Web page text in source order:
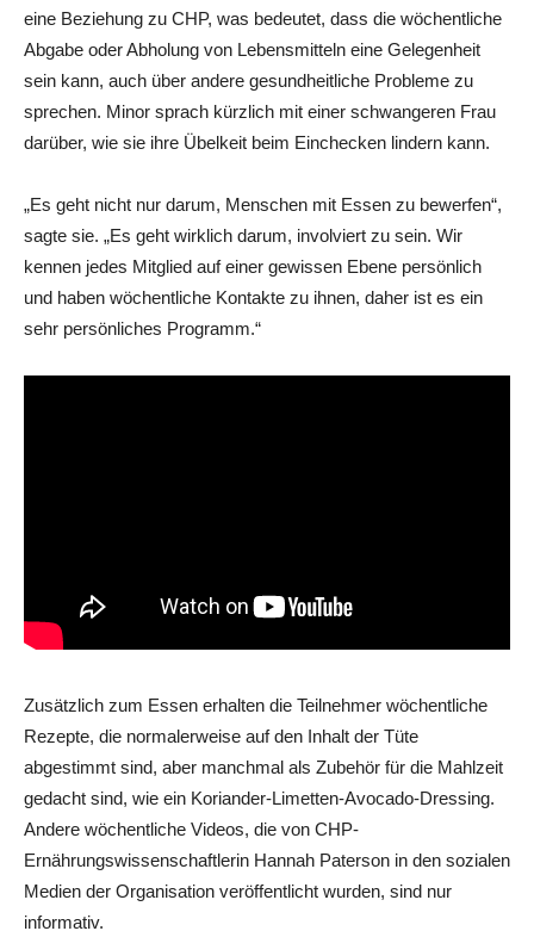
eine Beziehung zu CHP, was bedeutet, dass die wöchentliche
Abgabe oder Abholung von Lebensmitteln eine Gelegenheit
sein kann, auch über andere gesundheitliche Probleme zu
sprechen. Minor sprach kürzlich mit einer schwangeren Frau
darüber, wie sie ihre Übelkeit beim Einchecken lindern kann.
„Es geht nicht nur darum, Menschen mit Essen zu bewerfen“,
sagte sie. „Es geht wirklich darum, involviert zu sein. Wir
kennen jedes Mitglied auf einer gewissen Ebene persönlich
und haben wöchentliche Kontakte zu ihnen, daher ist es ein
sehr persönliches Programm.“
Zusätzlich zum Essen erhalten die Teilnehmer wöchentliche
Rezepte, die normalerweise auf den Inhalt der Tüte
abgestimmt sind, aber manchmal als Zubehör für die Mahlzeit
gedacht sind, wie ein Koriander-Limetten-Avocado-Dressing.
Andere wöchentliche Videos, die von CHP-
Ernährungswissenschaftlerin Hannah Paterson in den sozialen
Medien der Organisation veröffentlicht wurden, sind nur
informativ.